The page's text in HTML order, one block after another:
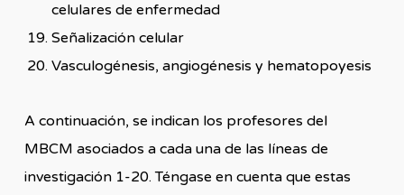
celulares de enfermedad
Señalización celular
Vasculogénesis, angiogénesis y hematopoyesis
A continuación, se indican los profesores del
MBCM asociados a cada una de las líneas de
investigación 1-20. Téngase en cuenta que estas